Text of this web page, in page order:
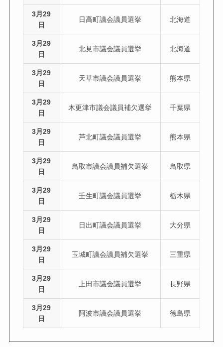
3月29
日
日高町議会議員選挙 北海道
3月29
日
北見市議会議員選挙 北海道
3月29
日
天草市議会議員選挙 熊本県
3月29
日
木更津市議会議員補欠選挙 千葉県
3月29
日
芦北町議会議員選挙 熊本県
3月29
日
鳥取市議会議員補欠選挙 鳥取県
3月29
日
壬生町議会議員選挙 栃木県
3月29
日
日出町議会議員選挙 大分県
3月29
日
玉城町議会議員補欠選挙 三重県
3月29
日
上田市議会議員選挙 長野県
3月29
日
阿波市議会議員選挙 徳島県